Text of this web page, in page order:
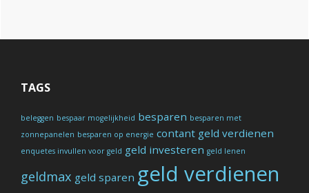
TAGS
beleggen bespaar mogelijkheid besparen besparen met
zonnepanelen besparen op energie contant geld verdienen
enquetes invullen voor geld geld investeren geld lenen
geldmax geld sparen geld verdienen